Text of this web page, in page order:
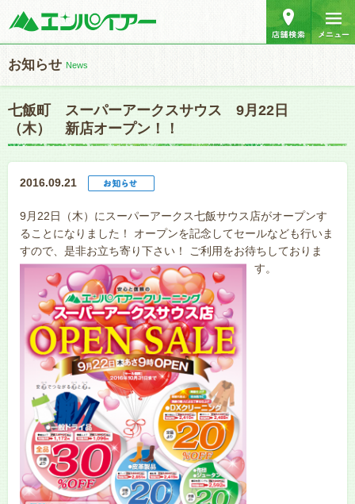
お知らせ News
七飯町 スーパーアークスサウス 9月22日
（木） 新店オープン！！
2016.09.21
9月22日（木）にスーパーアークス七飯サウス店がオープンす
ることになりました！ オープンを記念してセールなども行いま
すので、是非お立ち寄り下さい！ ご利用をお待ちしておりま
す。